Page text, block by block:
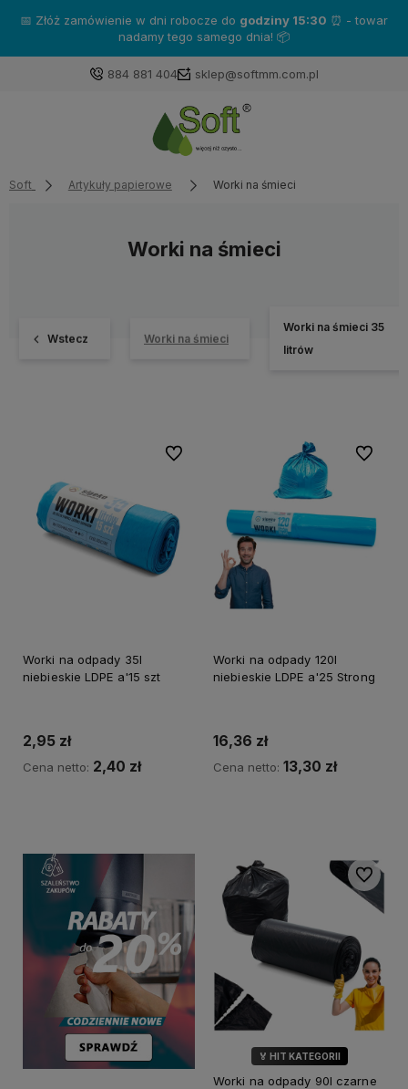
Zakup produkty markiKatrin - a otrzymasz gratisy!❤️
884 881 404 sklep@softmm.com.pl
Soft Artykuły papierowe Worki na śmieci
Worki na śmieci
Wstecz Worki na śmieci
Worki na śmieci 35
litrów
Worki na odpady 35l
niebieskie LDPE a'15 szt
2,95 zł
Cena netto: 2,40 zł
Do ulubionych
Worki na odpady 120l
niebieskie LDPE a'25 Strong
16,36 zł
Cena netto: 13,30 zł
Do
🏅 HIT KATEGORII
Worki na odpady 90l czarne
Do